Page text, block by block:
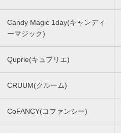
Candy Magic 1day(キャンディ
ーマジック)
Quprie(キュプリエ)
CRUUM(クルーム)
CoFANCY(コファンシー)